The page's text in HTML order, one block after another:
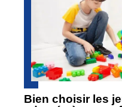
Bien choisir les